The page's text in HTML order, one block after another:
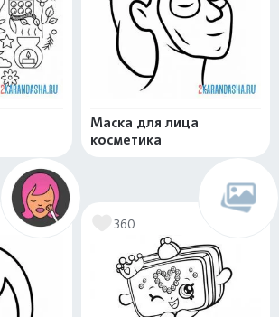
Маска для лица
косметика
360